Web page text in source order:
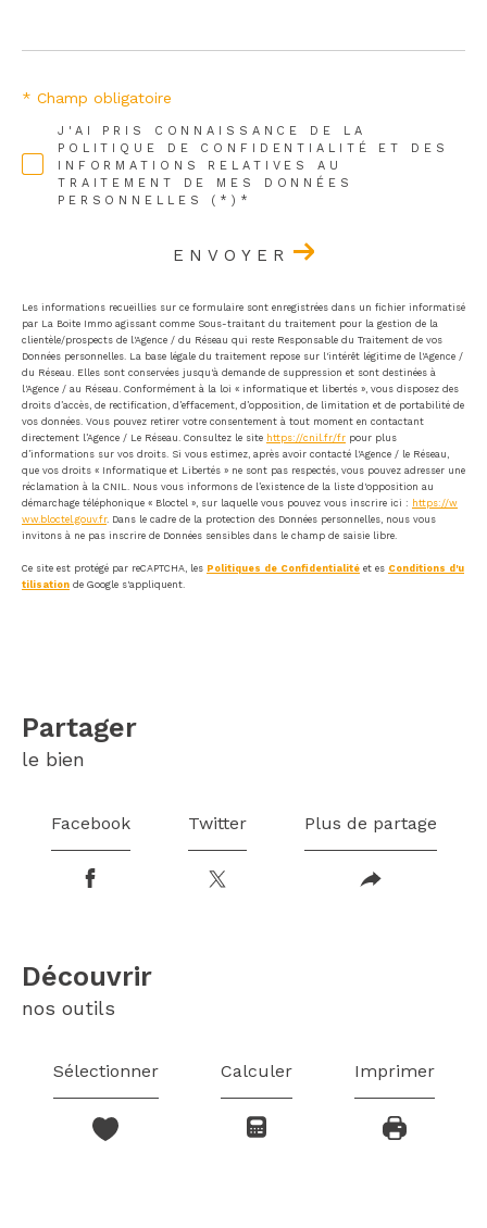
J'AI PRIS CONNAISSANCE DE LA
POLITIQUE DE CONFIDENTIALITÉ ET DES
INFORMATIONS RELATIVES AU
TRAITEMENT DE MES DONNÉES
PERSONNELLES (*)*
* Champ obligatoire
ENVOYER
Les informations recueillies sur ce formulaire sont enregistrées dans un fichier informatisé
par La Boite Immo agissant comme Sous-traitant du traitement pour la gestion de la
clientèle/prospects de l'Agence / du Réseau qui reste Responsable du Traitement de vos
Données personnelles. La base légale du traitement repose sur l'intérêt légitime de l'Agence /
du Réseau. Elles sont conservées jusqu'à demande de suppression et sont destinées à
l'Agence / au Réseau. Conformément à la loi « informatique et libertés », vous disposez des
droits d’accès, de rectification, d’effacement, d’opposition, de limitation et de portabilité de
vos données. Vous pouvez retirer votre consentement à tout moment en contactant
directement l’Agence / Le Réseau. Consultez le site https://cnil.fr/fr pour plus
d’informations sur vos droits. Si vous estimez, après avoir contacté l'Agence / le Réseau,
que vos droits « Informatique et Libertés » ne sont pas respectés, vous pouvez adresser une
réclamation à la CNIL. Nous vous informons de l’existence de la liste d'opposition au
démarchage téléphonique « Bloctel », sur laquelle vous pouvez vous inscrire ici : https://w
ww.bloctel.gouv.fr. Dans le cadre de la protection des Données personnelles, nous vous
invitons à ne pas inscrire de Données sensibles dans le champ de saisie libre.
Ce site est protégé par reCAPTCHA, les Politiques de Confidentialité et es Conditions d'u
tilisation de Google s'appliquent.
partager
le bien
Facebook Twitter Plus de partage
découvrir
nos outils
Sélectionner Calculer Imprimer